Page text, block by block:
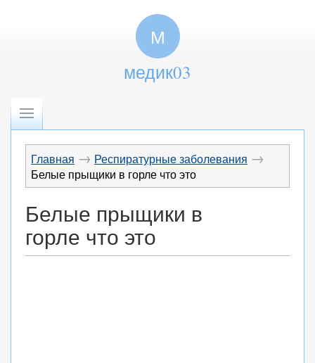
М
медик03
Главная → Респиратурные заболевания →
Белые прыщики в горле что это
Белые прыщики в
горле что это